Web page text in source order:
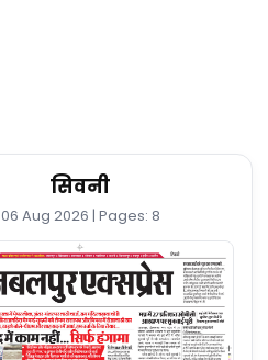
सिवनी
06 Aug 2026 | Pages: 8